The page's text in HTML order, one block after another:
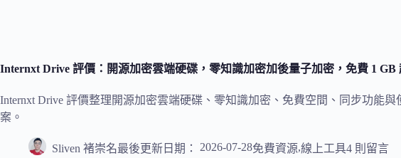
Internxt Drive 評價：開源加密雲端硬碟，零知識加密加後量子加密，免費 1 GB
Internxt Drive 評價整理開源加密雲端硬碟、零知識加密、免費空間、同步功能
案。
Sliven 褚崇名最後更新日期： 2026-07-28免費資源,線上工具4 則留言